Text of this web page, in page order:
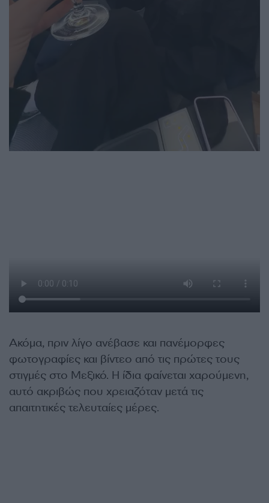
Ακόμα, πριν λίγο ανέβασε και πανέμορφες
φωτογραφίες και βίντεο από τις πρώτες τους
στιγμές στο Μεξικό. Η ίδια φαίνεται χαρούμενη,
αυτό ακριβώς που χρειαζόταν μετά τις
απαιτητικές τελευταίες μέρες.